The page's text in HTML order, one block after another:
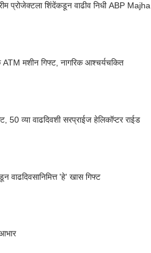
प्रोजेक्टला शिंदेंकडून वाढीव निधी ABP Majha
मशीन गिफ्ट, नागरिक आश्चर्यचकित
व्या वाढदिवशी सरप्राईज हेलिकॉप्टर राईड
'हे' खास गिफ्ट